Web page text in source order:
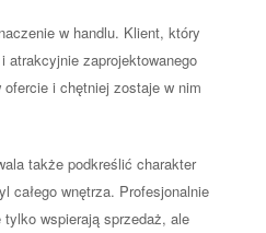
w handlu. Klient, który
atrakcyjnie zaprojektowanego
i chętniej zostaje w nim
także podkreślić charakter
całego wnętrza. Profesjonalnie
wspierają sprzedaż, ale